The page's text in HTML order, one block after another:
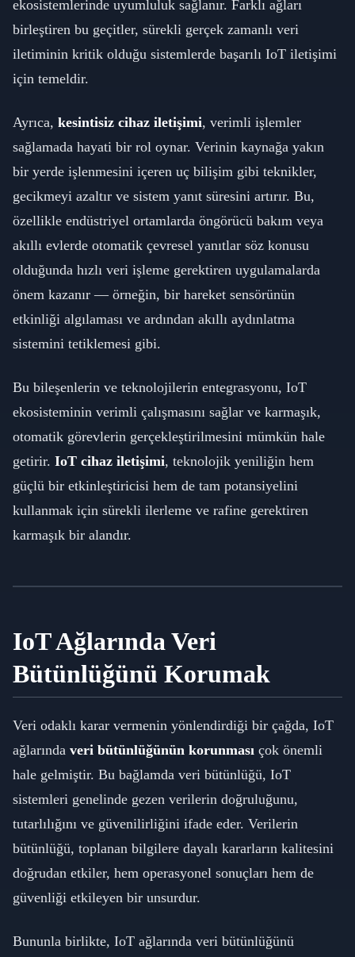
ekosistemlerinde uyumluluk sağlanır. Farklı ağları
birleştiren bu geçitler, sürekli gerçek zamanlı veri
iletiminin kritik olduğu sistemlerde başarılı IoT iletişimi
için temeldir.
Ayrıca, kesintisiz cihaz iletişimi, verimli işlemler
sağlamada hayati bir rol oynar. Verinin kaynağa yakın
bir yerde işlenmesini içeren uç bilişim gibi teknikler,
gecikmeyi azaltır ve sistem yanıt süresini artırır. Bu,
özellikle endüstriyel ortamlarda öngörücü bakım veya
akıllı evlerde otomatik çevresel yanıtlar söz konusu
olduğunda hızlı veri işleme gerektiren uygulamalarda
önem kazanır — örneğin, bir hareket sensörünün
etkinliği algılaması ve ardından akıllı aydınlatma
sistemini tetiklemesi gibi.
Bu bileşenlerin ve teknolojilerin entegrasyonu, IoT
ekosisteminin verimli çalışmasını sağlar ve karmaşık,
otomatik görevlerin gerçekleştirilmesini mümkün hale
getirir. IoT cihaz iletişimi, teknolojik yeniliğin hem
güçlü bir etkinleştiricisi hem de tam potansiyelini
kullanmak için sürekli ilerleme ve rafine gerektiren
karmaşık bir alandır.
IoT Ağlarında Veri
Bütünlüğünü Korumak
Veri odaklı karar vermenin yönlendirdiği bir çağda, IoT
ağlarında veri bütünlüğünün korunması çok önemli
hale gelmiştir. Bu bağlamda veri bütünlüğü, IoT
sistemleri genelinde gezen verilerin doğruluğunu,
tutarlılığını ve güvenilirliğini ifade eder. Verilerin
bütünlüğü, toplanan bilgilere dayalı kararların kalitesini
doğrudan etkiler, hem operasyonel sonuçları hem de
güvenliği etkileyen bir unsurdur.
Bununla birlikte, IoT ağlarında veri bütünlüğünü